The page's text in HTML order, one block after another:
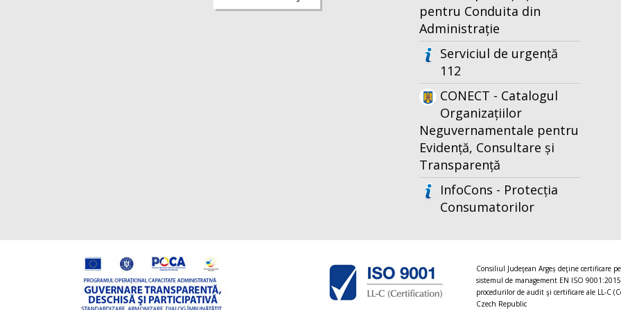
pentru Conduita din
Administrație
Serviciul de urgență
112
CONECT - Catalogul
Organizațiilor
Neguvernamentale pentru
Evidență, Consultare și
Transparență
InfoCons - Protecția
Consumatorilor
Consiliul Judeţean Argeș deţine certificare
sistemul de management EN ISO
procedurilor de audit şi certificare ale LL-C
Czech Republic